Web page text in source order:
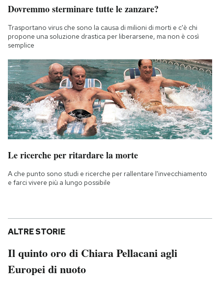
Dovremmo sterminare tutte le zanzare?
Trasportano virus che sono la causa di milioni di morti e c'è chi
propone una soluzione drastica per liberarsene, ma non è così
semplice
Le ricerche per ritardare la morte
A che punto sono studi e ricerche per rallentare l'invecchiamento
e farci vivere più a lungo possibile
ALTRE STORIE
Il quinto oro di Chiara Pellacani agli
Europei di nuoto